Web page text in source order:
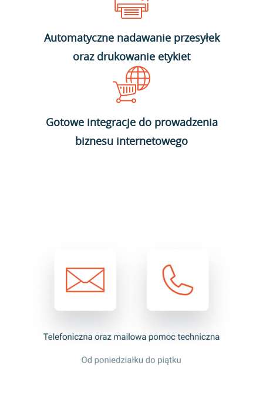
Automatyczne nadawanie przesyłek
oraz drukowanie etykiet
Gotowe integracje do prowadzenia
biznesu internetowego